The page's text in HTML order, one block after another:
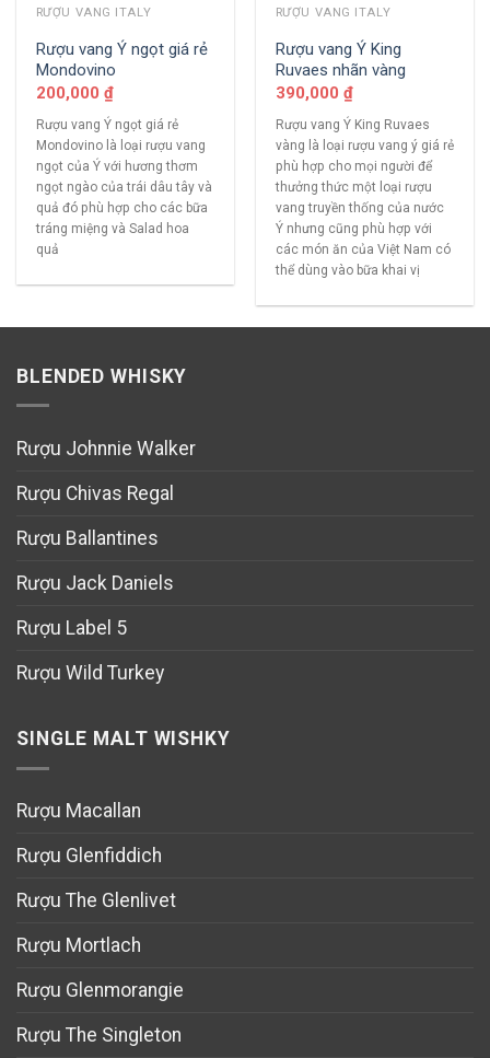
RƯỢU VANG ITALY
Rượu vang Ý ngọt giá rẻ
Mondovino
200,000 ₫
Rượu vang Ý ngọt giá rẻ
Mondovino là loại rượu vang
ngọt của Ý với hương thơm
ngọt ngào của trái dâu tây và
quả đó phù hợp cho các bữa
tráng miệng và Salad hoa
quả
RƯỢU VANG ITALY
Rượu vang Ý King
Ruvaes nhãn vàng
390,000 ₫
Rượu vang Ý King Ruvaes
vàng là loại rượu vang ý giá rẻ
phù hợp cho mọi người để
thưởng thức một loại rượu
vang truyền thống của nước
Ý nhưng cũng phù hợp với
các món ăn của Việt Nam có
thể dùng vào bữa khai vị
BLENDED WHISKY
Rượu Johnnie Walker
Rượu Chivas Regal
Rượu Ballantines
Rượu Jack Daniels
Rượu Label 5
Rượu Wild Turkey
SINGLE MALT WISHKY
Rượu Macallan
Rượu Glenfiddich
Rượu The Glenlivet
Rượu Mortlach
Rượu Glenmorangie
Rượu The Singleton